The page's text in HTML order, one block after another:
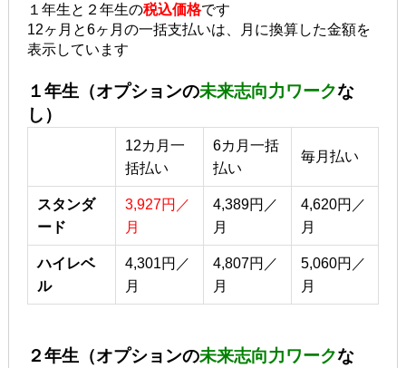
１年生と２年生の税込価格です
12ヶ月と6ヶ月の一括支払いは、月に換算した金額を
表示しています
１年生（オプションの未来志向力ワークな
し）
12カ月一
括払い
6カ月一括
払い
毎月払い
スタンダ
ード
3,927円／
月
4,389円／
月
4,620円／
月
ハイレベ
ル
4,301円／
月
4,807円／
月
5,060円／
月
２年生（オプションの未来志向力ワークな